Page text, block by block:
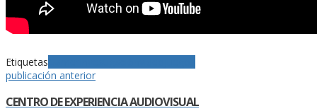
Etiquetas
publicación anterior
CENTRO DE EXPERIENCIA AUDIOVISUAL